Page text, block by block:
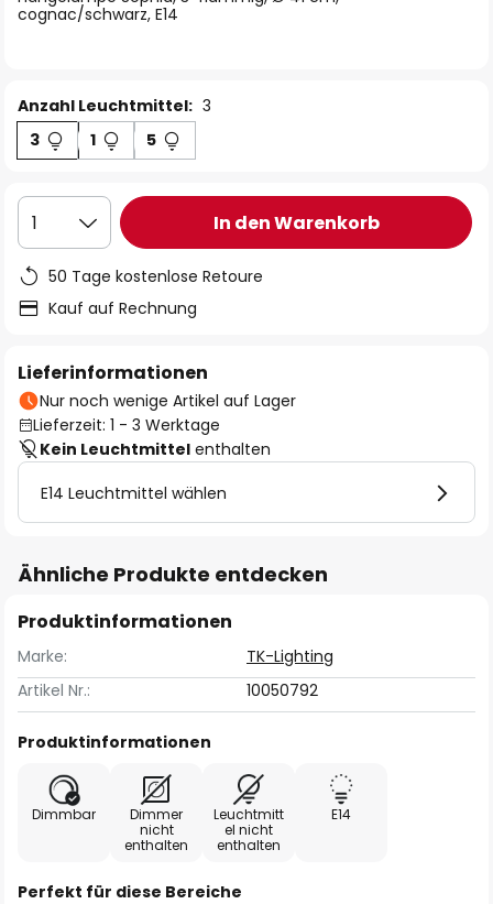
cognac/schwarz, E14
Anzahl Leuchtmittel: 3
3
1 5
1 In den Warenkorb
50 Tage kostenlose Retoure
Kauf auf Rechnung
Lieferinformationen
Nur noch wenige Artikel auf Lager
Lieferzeit: 1 - 3 Werktage
Kein Leuchtmittel enthalten
E14 Leuchtmittel wählen
Ähnliche Produkte entdecken
Produktinformationen
Marke:
TK-Lighting
Artikel Nr.:
10050792
Produktinformationen
Dimmbar
Dimmer
nicht
enthalten
Leuchtmitt
el nicht
enthalten
E14
Perfekt für diese Bereiche